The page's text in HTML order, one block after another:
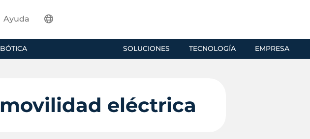
SOLUCIONES TECNOLOGÍA EMPRESA
Ayuda
eléctrica